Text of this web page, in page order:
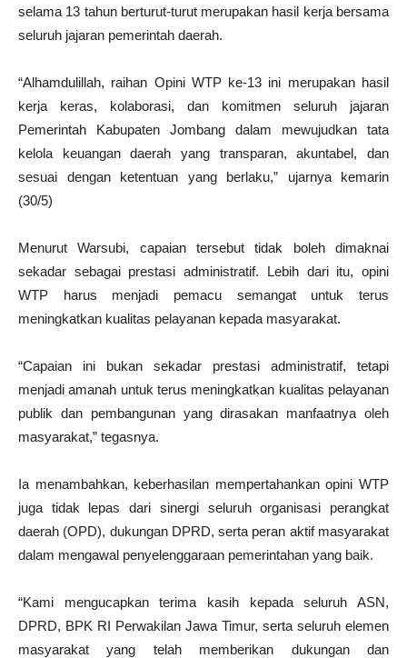
selama 13 tahun berturut-turut merupakan hasil kerja bersama
seluruh jajaran pemerintah daerah.
“Alhamdulillah, raihan Opini WTP ke-13 ini merupakan hasil
kerja keras, kolaborasi, dan komitmen seluruh jajaran
Pemerintah Kabupaten Jombang dalam mewujudkan tata
kelola keuangan daerah yang transparan, akuntabel, dan
sesuai dengan ketentuan yang berlaku,” ujarnya kemarin
(30/5)
Menurut Warsubi, capaian tersebut tidak boleh dimaknai
sekadar sebagai prestasi administratif. Lebih dari itu, opini
WTP harus menjadi pemacu semangat untuk terus
meningkatkan kualitas pelayanan kepada masyarakat.
“Capaian ini bukan sekadar prestasi administratif, tetapi
menjadi amanah untuk terus meningkatkan kualitas pelayanan
publik dan pembangunan yang dirasakan manfaatnya oleh
masyarakat,” tegasnya.
Ia menambahkan, keberhasilan mempertahankan opini WTP
juga tidak lepas dari sinergi seluruh organisasi perangkat
daerah (OPD), dukungan DPRD, serta peran aktif masyarakat
dalam mengawal penyelenggaraan pemerintahan yang baik.
“Kami mengucapkan terima kasih kepada seluruh ASN,
DPRD, BPK RI Perwakilan Jawa Timur, serta seluruh elemen
masyarakat yang telah memberikan dukungan dan